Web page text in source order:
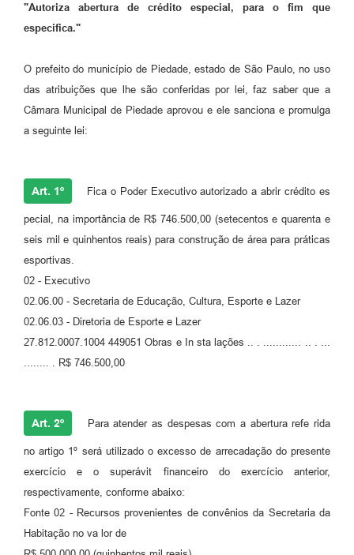
"Autoriza abertura de crédito especial, para o fim que
especifica."
O prefeito do município de Piedade, estado de São Paulo, no uso
das atribuições que lhe são conferidas por lei, faz saber que a
Câmara Municipal de Piedade aprovou e ele sanciona e promulga
a seguinte lei:
Art. 1º Fica o Poder Executivo autorizado a abrir crédito es
pecial, na importância de R$ 746.500,00 (setecentos e quarenta e
seis mil e quinhentos reais) para construção de área para práticas
esportivas.
02 - Executivo
02.06.00 - Secretaria de Educação, Cultura, Esporte e Lazer
02.06.03 - Diretoria de Esporte e Lazer
27.812.0007.1004 449051 Obras e In sta lações .. . ............ .. . ...
........ . R$ 746.500,00
Art. 2º Para atender as despesas com a abertura refe rida
no artigo 1º será utilizado o excesso de arrecadação do presente
exercício e o superávit financeiro do exercício anterior,
respectivamente, conforme abaixo:
Fonte 02 - Recursos provenientes de convênios da Secretaria da
Habitação no va lor de